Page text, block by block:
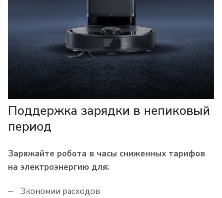
Поддержка зарядки в непиковый
период
Заряжайте робота в часы сниженных тарифов
на электроэнергию для:
Экономии расходов